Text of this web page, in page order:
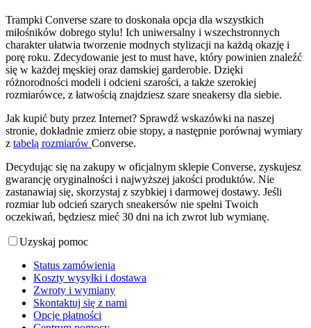
Trampki Converse szare to doskonała opcja dla wszystkich
miłośników dobrego stylu! Ich uniwersalny i wszechstronnych
charakter ułatwia tworzenie modnych stylizacji na każdą okazję i
porę roku. Zdecydowanie jest to must have, który powinien znaleźć
się w każdej męskiej oraz damskiej garderobie. Dzięki
różnorodności modeli i odcieni szarości, a także szerokiej
rozmiarówce, z łatwością znajdziesz szare sneakersy dla siebie.
Jak kupić buty przez Internet? Sprawdź wskazówki na naszej
stronie, dokładnie zmierz obie stopy, a następnie porównaj wymiary
z tabelą rozmiarów Converse.
Decydując się na zakupy w oficjalnym sklepie Converse, zyskujesz
gwarancję oryginalności i najwyższej jakości produktów. Nie
zastanawiaj się, skorzystaj z szybkiej i darmowej dostawy. Jeśli
rozmiar lub odcień szarych sneakersów nie spełni Twoich
oczekiwań, będziesz mieć 30 dni na ich zwrot lub wymianę.
Uzyskaj pomoc
Status zamówienia
Koszty wysyłki i dostawa
Zwroty i wymiany
Skontaktuj się z nami
Opcje płatności